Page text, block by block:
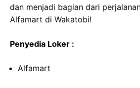
dan menjadi bagian dari
Alfamart di Wakatobi!
Penyedia Loker :
Alfamart